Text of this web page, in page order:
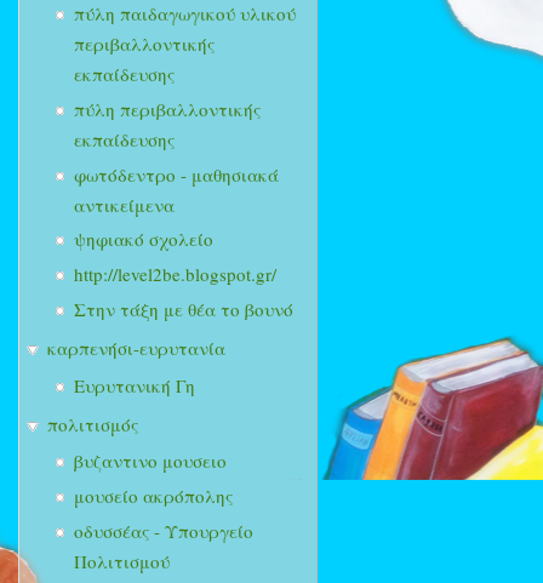
πύλη παιδαγωγικού υλικού
περιβαλλοντικής
εκπαίδευσης
πύλη περιβαλλοντικής
εκπαίδευσης
φωτόδεντρο - μαθησιακά
αντικείμενα
ψηφιακό σχολείο
http://level2be.blogspot.gr/
Στην τάξη με θέα το βουνό
καρπενήσι-ευρυτανία
Ευρυτανική Γη
πολιτισμός
βυζαντινο μουσειο
μουσείο ακρόπολης
οδυσσέας - Υπουργείο
Πολιτισμού